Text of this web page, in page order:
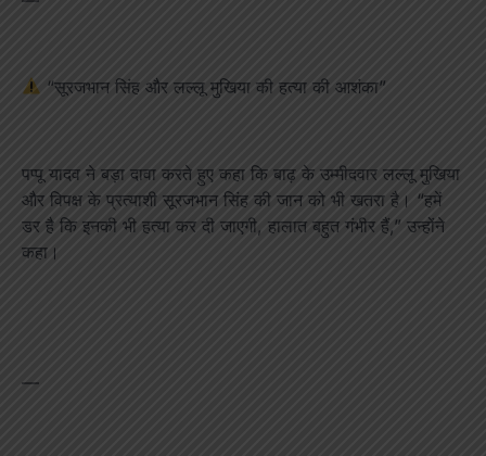
“सूरजभान सिंह और लल्लू मुखिया की हत्या की आशंका”
पप्पू यादव ने बड़ा दावा करते हुए कहा कि बाढ़ के उम्मीदवार लल्लू मुखिया
और विपक्ष के प्रत्याशी सूरजभान सिंह की जान को भी खतरा है। “हमें
डर है कि इनकी भी हत्या कर दी जाएगी, हालात बहुत गंभीर हैं,” उन्होंने
कहा।
—